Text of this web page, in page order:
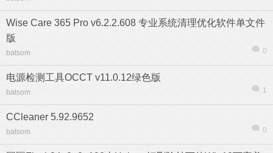
Wise Care 365 Pro v6.2.2.608 专业系统清理优化软件单文件
版
batsom 0
电源检测工具OCCT v11.0.12绿色版
batsom 1
CCleaner 5.92.9652
batsom 0